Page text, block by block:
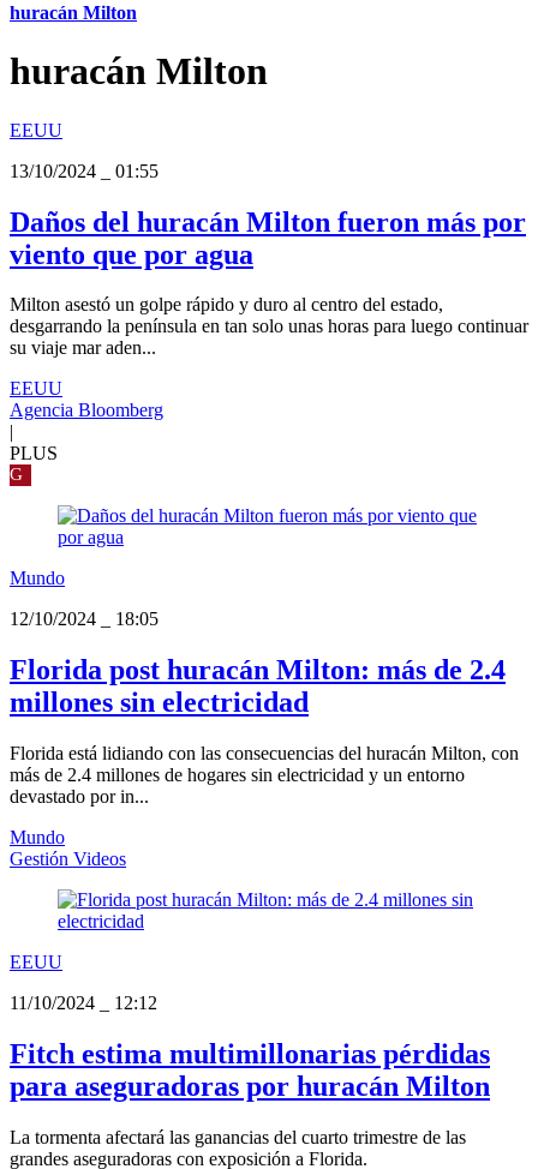
huracán Milton
huracán Milton
EEUU
13/10/2024
01:55
Daños del huracán Milton fueron más por
viento que por agua
Milton asestó un golpe rápido y duro al centro del estado,
desgarrando la península en tan solo unas horas para luego continuar
su viaje mar aden...
EEUU
Agencia Bloomberg
PLUS
G
Mundo
12/10/2024
18:05
Florida post huracán Milton: más de 2.4
millones sin electricidad
Florida está lidiando con las consecuencias del huracán Milton, con
más de 2.4 millones de hogares sin electricidad y un entorno
devastado por in...
Mundo
Gestión Videos
EEUU
11/10/2024
12:12
Fitch estima multimillonarias pérdidas
para aseguradoras por huracán Milton
La tormenta afectará las ganancias del cuarto trimestre de las
grandes aseguradoras con exposición a Florida.